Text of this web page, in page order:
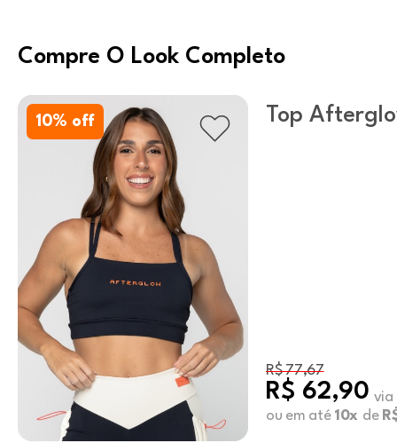
Compre O Look Completo
10% off Top
R$ 77,67
R$ 62,90 via
ou em até 10x de